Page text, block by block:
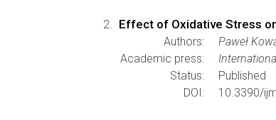
Effect of Oxidative Stress
Authors:
Paweł
Academic press:
Status:
Published
DOI:
10.3390/